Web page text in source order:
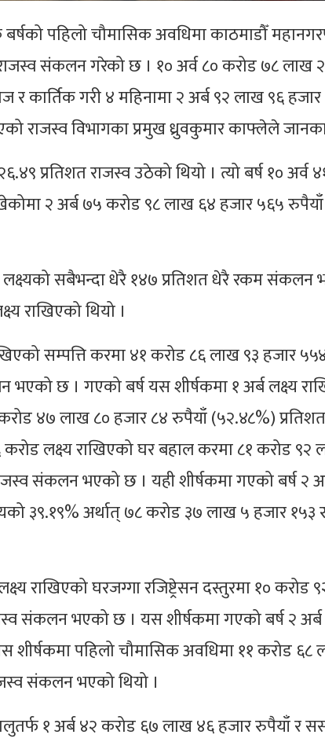
पहिलो चौमासिक अवधिमा काठमाडौँ
संकलन गरेको छ । १० अर्व ८० करोड ७८ लाख
र कार्तिक गरी ४ महिनामा २ अर्ब ९२ लाख ९६
राजस्व विभागका प्रमुख ध्रुवकुमार काफ्लेले
प्रतिशत राजस्व उठेको थियो । त्यो बर्ष १० अर्व
२ अर्ब ७५ करोड ९८ लाख ६४ हजार ५६५
सबैभन्दा धेरै १४७ प्रतिशत धेरै रकम
राखिएको थियो ।
सम्पत्ति करमा ४१ करोड ८६ लाख ९३ हजार
छ । गएको बर्ष यस शीर्षकमा १ अर्ब लक्ष्य
४७ लाख ८० हजार ८४ रुपैयाँ (५२.४८%)
करोड लक्ष्य राखिएको घर बहाल करमा ८१ करोड ९२
संकलन भएको छ । यही शीर्षकमा गएको बर्ष २
३९.१९% अर्थात् ७८ करोड ३७ लाख ५ हजार
राखिएको घरजग्गा रजिष्ट्रेसन दस्तुरमा १०
संकलन भएको छ । यस शीर्षकमा गएको बर्ष २
शीर्षकमा पहिलो चौमासिक अवधिमा ११ करोड ६८
संकलन भएको थियो ।
१ अर्ब ४२ करोड ६७ लाख ४६ हजार रुपैयाँ र